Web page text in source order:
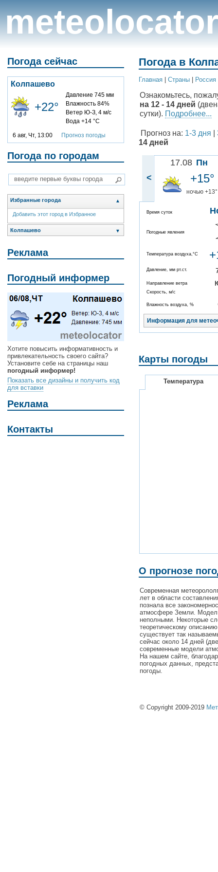
meteolocator
Погода сейчас
Колпашево
+22°
Давление 745 мм
Влажность 84%
Ветер Ю-З, 4 м/с
Вода +14 °C
6 авг, Чт, 13:00 Прогноз погоды
Погода по городам
Избранные города ▲
Добавить этот город в Избранное
Колпашево ▼
Реклама
Погодный информер
Хотите повысить информативность и
привлекательность своего сайта?
Установите себе на страницы наш
погодный информер!
Показать все дизайны и получить код
для вставки
Реклама
Контакты
Погода в
Главная Cтраны Россия
Ознакомьтесь,
на 12 - 14 дней
сутки). Подробнее...
Прогноз на: 1-3 дня
14 дней
<
17.08 Пн
+15°
ночью +13°
Время суток
Погодные явления
Температура воздуха,°C
Давление, мм рт.ст.
Направление ветра
Скорость, м/с
Влажность воздуха, %
Информация для
Карты погоды
Температура
О прогнозе
Современная
лет в области
познала все
атмосфере Земли.
неполными. Некоторые
теоретическому
существует так
сейчас около 14 дней
современные модели
На нашем сайте,
погодных данных,
погоды.
© Copyright 2009-2019